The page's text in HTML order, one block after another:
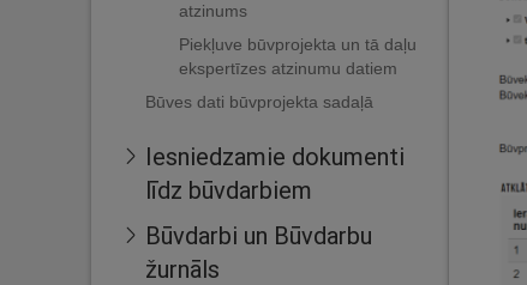
atzinums
Piekļuve būvprojekta un tā daļu
ekspertīzes atzinumu datiem
Būves dati būvprojekta sadaļā
Iesniedzamie dokumenti
līdz būvdarbiem
Būvdarbi un Būvdarbu
žurnāls